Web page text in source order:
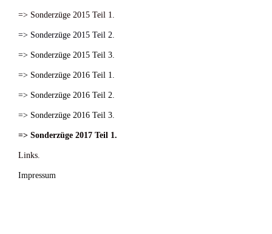
=> Sonderzüge 2015 Teil 1.
=> Sonderzüge 2015 Teil 2.
=> Sonderzüge 2015 Teil 3.
=> Sonderzüge 2016 Teil 1.
=> Sonderzüge 2016 Teil 2.
=> Sonderzüge 2016 Teil 3.
=> Sonderzüge 2017 Teil 1.
Links.
Impressum